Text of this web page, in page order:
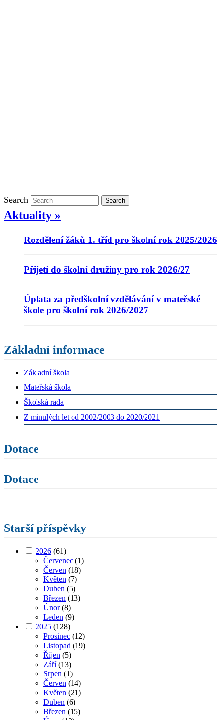
Search Search
Aktuality »
Rozdělení žáků 1. tříd pro školní rok 2025/2026
Přijetí do školní družiny pro rok 2026/27
Úplata za předškolní vzdělávání v mateřské
škole pro školní rok 2026/2027
Základní informace
Základní škola
Mateřská škola
Školská rada
Z minulých let od 2002/2003 do 2020/2021
Dotace
Dotace
Starší příspěvky
2026 (61)
Červenec (1)
Červen (18)
Květen (7)
Duben (5)
Březen (13)
Únor(8)
Leden (9)
2025 (128)
Prosinec (12)
Listopad (19)
Říjen (5)
Září(13)
Srpen (1)
Červen (14)
Květen (21)
Duben (6)
Březen (15)